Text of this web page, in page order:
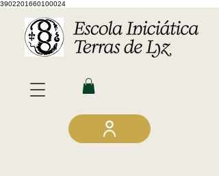
3902201660100024